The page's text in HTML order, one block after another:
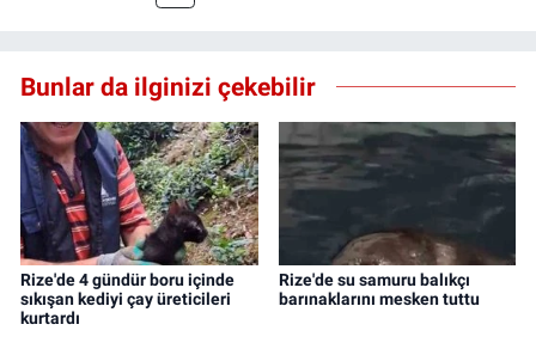
Bunlar da ilginizi çekebilir
Rize'de 4 gündür boru içinde
sıkışan kediyi çay üreticileri
kurtardı
Rize'de su samuru balıkçı
barınaklarını mesken tuttu